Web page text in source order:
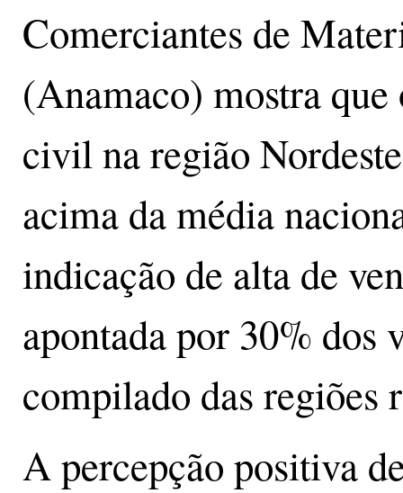
Comerciantes de
(Anamaco) mostra
civil na região
acima da média
indicação de alta de
apontada por 30% dos
compilado das regiões
A percepção positiva